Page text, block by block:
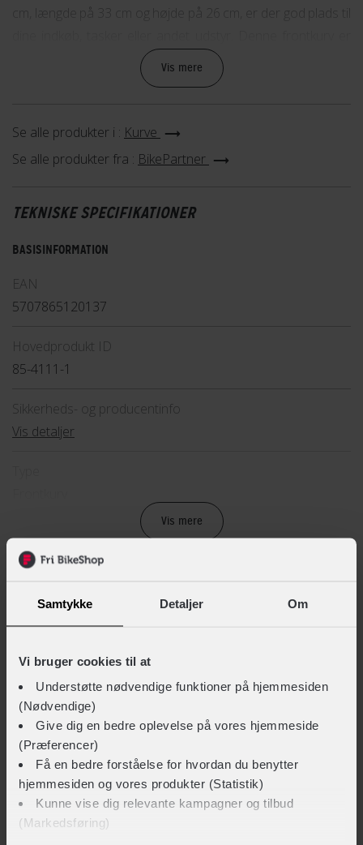
Samtykke Detaljer Om
Vi bruger cookies til at
Understøtte nødvendige funktioner på hjemmesiden
(Nødvendige)
Give dig en bedre oplevelse på vores hjemmeside
(Præferencer)
Få en bedre forståelse for hvordan du benytter
hjemmesiden og vores produkter (Statistik)
Kunne vise dig relevante kampagner og tilbud
(Markedsføring)
cm, længde på 33 cm og højde på 26 cm, er der god plads til
ideel til dig, der ønsker en let og enkel måde at transportere
Vis mere
Se alle produkter i : Kurve
Se alle produkter fra : BikePartner
TEKNISKE SPECIFIKATIONER
BASISINFORMATION
EAN
5707865120137
Hovedprodukt ID
85-4111-1
Sikkerheds- og producentinfo
Vis detaljer
26 cm
26 cm
Længde
33 cm
TEKNISKE SPECIFIKATIONER
Monteringstype
Vis mere